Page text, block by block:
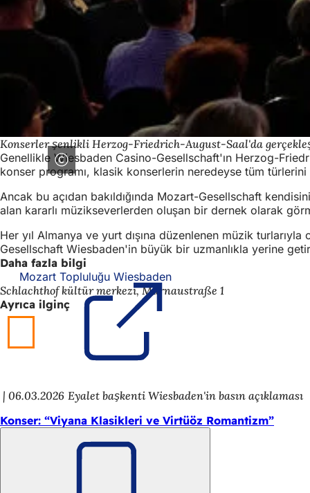
Konserler şenlikli Herzog-Friedrich-August-Saal'da
Genellikle Wiesbaden Casino-Gesellschaft'ın Herzog-
konser programı, klasik konserlerin neredeyse tüm türlerini
Ancak bu açıdan bakıldığında Mozart-Gesellschaft
alan kararlı müzikseverlerden oluşan bir dernek olarak
Her yıl Almanya ve yurt dışına düzenlenen müzik
Gesellschaft Wiesbaden'in büyük bir uzmanlıkla yerine
Daha fazla bilgi
Mozart Topluluğu Wiesbaden
bir
Schlachthof kültür merkezi, Murnaustraße 1
Ayrıca ilginç
06.03.2026 Eyalet başkenti Wiesbaden'in basın açıklaması
Konser: “Viyana Klasikleri ve Virtüöz Romantizm”